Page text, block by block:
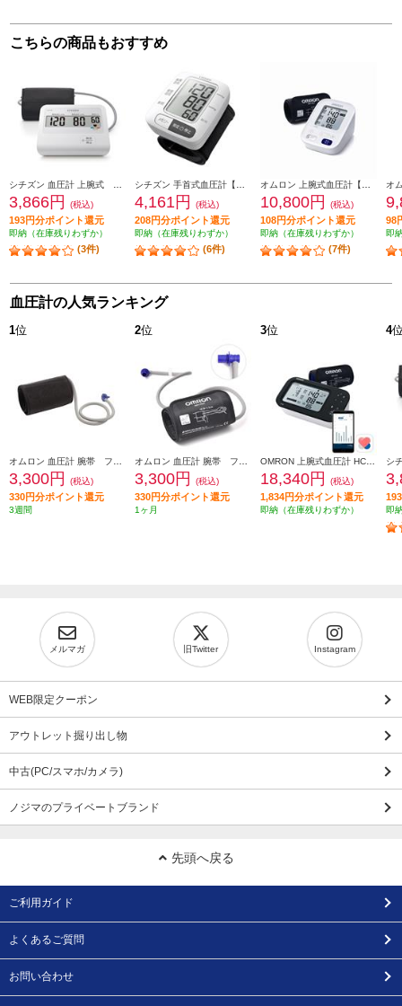
こちらの商品もおすすめ
3,866円 (税込)
193円分ポイント還元
即納（在庫残りわずか）
(3件)
4,161円 (税込)
208円分ポイント還元
即納（在庫残りわずか）
(6件)
10,800円 (税込)
108円分ポイント還元
即納（在庫残りわずか）
(7件)
98
即
血圧計の人気ランキング
1位
3,300円 (税込)
330円分ポイント還元
3週間
2位
3,300円 (税込)
330円分ポイント還元
1ヶ月
3位
18,340円 (税込)
1,834円分ポイント還元
即納（在庫残りわずか）
4
即
メルマガ 旧Twitter Instagram
WEB限定クーポン
アウトレット掘り出し物
中古(PC/スマホ/カメラ)
ノジマのプライベートブランド
先頭へ戻る
ご利用ガイド
よくあるご質問
お問い合わせ